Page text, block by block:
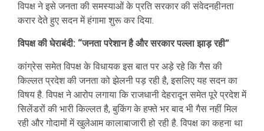
विपक्ष ने इसे जनता की समस्याओं के प्रति सरकार की संवेदनहीनता
करार देते हुए सदन में हंगामा शुरू कर दिया.
विपक्ष की घेराबंदी: “जनता परेशान है और सरकार पल्ला झाड़ रही”
कांग्रेस समेत विपक्ष के विधायक इस बात पर अड़े रहे कि गैस की
किल्लत प्रदेश की जनता को झेलनी पड़ रही है, इसलिए यह सदन का
विषय है. विपक्ष ने आरोप लगाया कि राजधानी देहरादून समेत पूरे प्रदेश में
सिलेंडरों की भारी किल्लत है, बुकिंग के हफ्ते भर बाद भी गैस नहीं मिल
रही और गोदामों में खुलेआम कालाबाजारी हो रही है. विपक्ष का कहना था